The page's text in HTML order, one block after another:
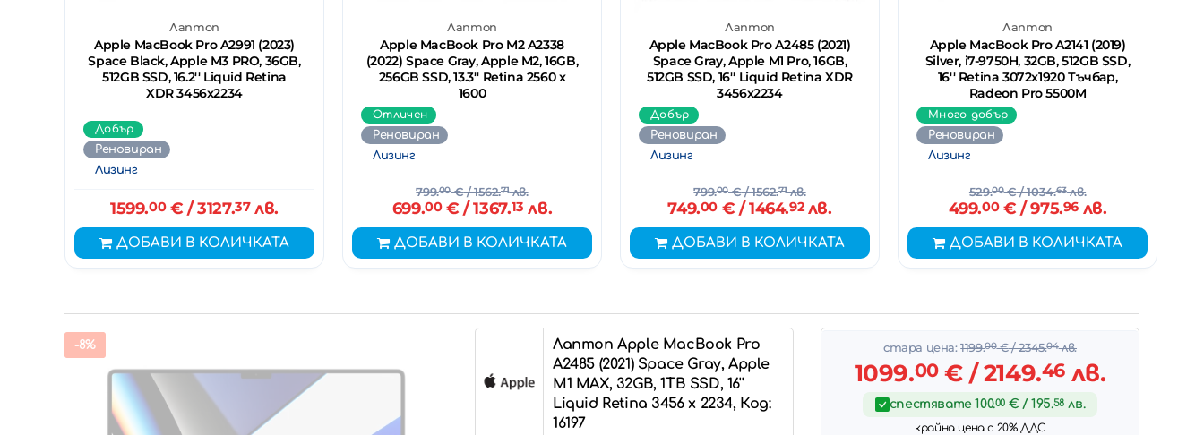
Лаптоп
Apple MacBook Pro A2991 (2023)
Space Black, Apple M3 PRO, 36GB,
512GB SSD, 16.2'' Liquid Retina
XDR 3456x2234
Добър
Реновиран
Лизинг
1599.00€ / 3127.37лв.
ДОБАВИ В КОЛИЧКАТА
Лаптоп
Apple MacBook Pro M2 A2338
(2022) Space Gray, Apple M2, 16GB,
256GB SSD, 13.3'' Retina 2560 x
1600
Отличен
Реновиран
Лизинг
799.00€/ 1562.71лв.
699.00€ / 1367.13 лв.
ДОБАВИ В КОЛИЧКАТА
Лаптоп
Apple MacBook Pro A2485 (2021)
Space Gray, Apple M1 Pro, 16GB,
512GB SSD, 16'' Liquid Retina XDR
3456x2234
Добър
Реновиран
Лизинг
799.00€/ 1562.71лв.
749.00€ / 1464.92лв.
ДОБАВИ В КОЛИЧКАТА
Лаптоп
Apple MacBook Pro A2141 (2019)
Silver, i7-9750H, 32GB, 512GB SSD,
16'' Retina 3072x1920 Тъчбар,
Radeon Pro 5500M
Много добър
Реновиран
Лизинг
529.00€/ 1034.63лв.
499.00€ / 975.96лв.
ДОБАВИ В КОЛИЧКАТА
-8%
Лаптоп Apple MacBook Pro
A2485 (2021) Space Gray, Apple
M1 MAX, 32GB, 1TB SSD, 16''
Liquid Retina 3456 x 2234, Код:
16197
стара цена:1199.00€/ 2345.04лв.
1099.00€/ 2149.46 лв.
спестявате100.00 € / 195.58 лв.
крайна цена с 20% ДДС